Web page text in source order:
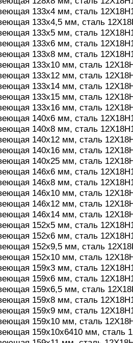
133х4 мм, сталь
133х4,5 мм, сталь
133х5 мм, сталь
133х6 мм, сталь
133х8 мм, сталь
133х10 мм, сталь
133х12 мм, сталь
133х14 мм, сталь
133х15 мм, сталь
133х16 мм, сталь
140х6 мм, сталь
140х8 мм, сталь
140х12 мм, сталь
140х16 мм, сталь
140х25 мм, сталь
146х6 мм, сталь
146х8 мм, сталь
146х10 мм, сталь
146х12 мм, сталь
146х14 мм, сталь
152х5 мм, сталь
152х6 мм, сталь
152х9,5 мм, сталь
152х10 мм, сталь
159х3 мм, сталь
159х6 мм, сталь
159х6,5 мм, сталь
159х8 мм, сталь
159х9 мм, сталь
159х10 мм, сталь
159х10х6410 мм, сталь